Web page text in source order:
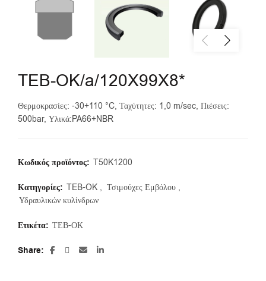
TEB-OK/a/120X99X8*
Θερμοκρασίες: -30+110 °C, Ταχύτητες: 1,0 m/sec, Πιέσεις:
500bar, Υλικά:PA66+NBR
Κωδικός προϊόντος: T50K1200
Κατηγορίες: TEB-OK , Τσιμούχες Εμβόλου ,
Υδραυλικών κυλίνδρων
Ετικέτα: ΤΕΒ-ΟΚ
Share